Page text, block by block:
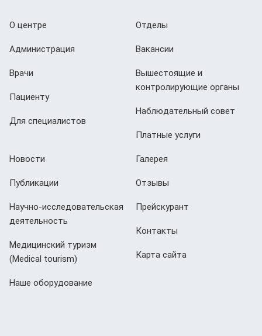
О центре
Администрация
Врачи
Пациенту
Для специалистов
Отделы
Вакансии
Вышестоящие и
контролирующие органы
Наблюдательный совет
Платные услуги
Новости
Публикации
Научно-исследовательская
деятельность
Медицинский туризм
(Мedical tourism)
Наше оборудование
Галерея
Отзывы
Прейскурант
Контакты
Карта сайта